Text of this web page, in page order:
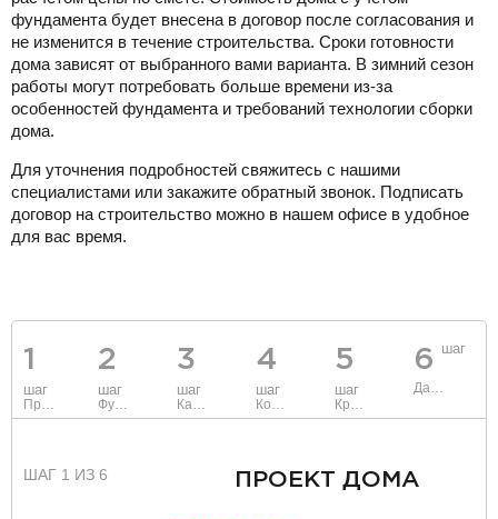
фундамента будет внесена в договор после согласования и
не изменится в течение строительства. Сроки готовности
дома зависят от выбранного вами варианта. В зимний сезон
работы могут потребовать больше времени из-за
особенностей фундамента и требований технологии сборки
дома.
Для уточнения подробностей свяжитесь с нашими
специалистами или закажите обратный звонок. Подписать
договор на строительство можно в нашем офисе в удобное
для вас время.
1
шаг
Проект
2
шаг
Фундамент
3
шаг
Каркас и стены
4
шаг
Коммуникации
5
шаг
Крыша
6 шаг
Данные
ШАГ 1 ИЗ 6 ПРОЕКТ ДОМА